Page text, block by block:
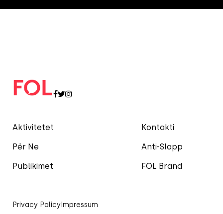
Aktivitetet
Për Ne
Publikimet
Kontakti
Anti-Slapp
FOL Brand
Privacy Policy Impressum